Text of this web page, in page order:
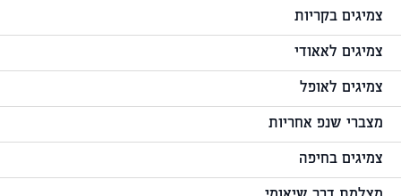
צמיגים בקריות
צמיגים לאאודי
צמיגים לאופל
מצברי שנפ אחריות
צמיגים בחיפה